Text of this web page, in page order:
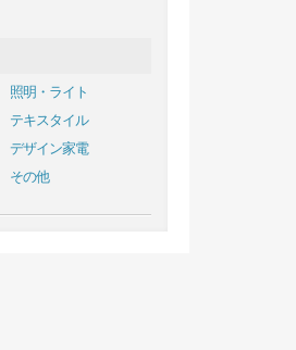
照明・ライト
テキスタイル
デザイン家電
その他